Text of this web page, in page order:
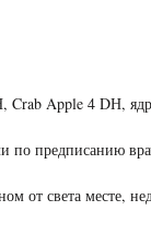
Crab Apple 4 DН,
по предписанию
от света месте,